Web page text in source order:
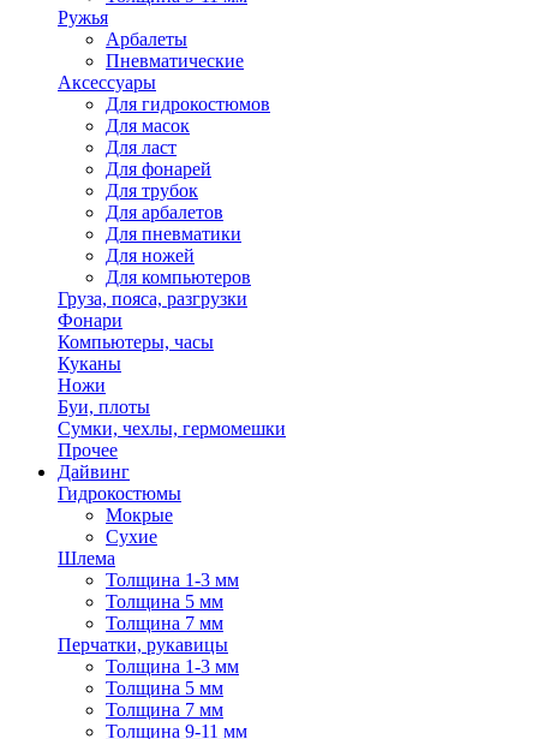
Ружья
Арбалеты
Пневматические
Аксессуары
Для гидрокостюмов
Для масок
Для ласт
Для фонарей
Для трубок
Для арбалетов
Для пневматики
Для ножей
Для компьютеров
Груза, пояса, разгрузки
Фонари
Компьютеры, часы
Куканы
Ножи
Буи, плоты
Сумки, чехлы, гермомешки
Прочее
Дайвинг
Гидрокостюмы
Мокрые
Сухие
Шлема
Толщина 1-3 мм
Толщина 5 мм
Толщина 7 мм
Перчатки, рукавицы
Толщина 1-3 мм
Толщина 5 мм
Толщина 7 мм
Толщина 9-11 мм